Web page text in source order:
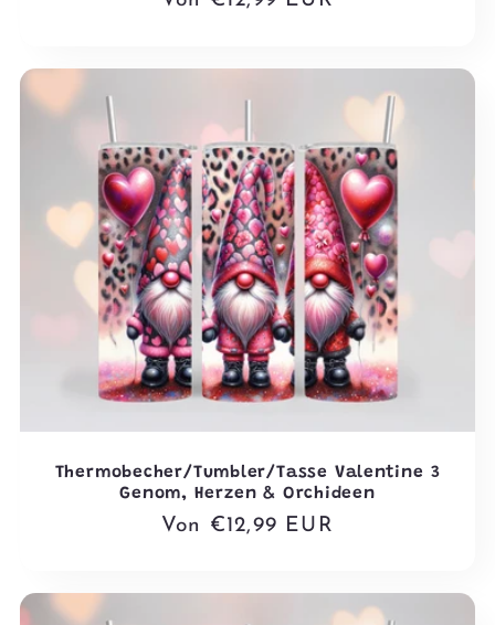
Thermobecher/Tumbler/Tasse Valentine 3
Genom, Herzen & Orchideen
Normaler
Von €12,99 EUR